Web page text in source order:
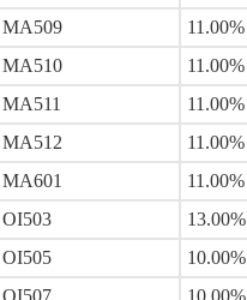
MA509 11.00%
MA510 11.00%
MA511 11.00%
MA512 11.00%
MA601 11.00%
OI503 13.00%
OI505 10.00%
OI507 10.00%